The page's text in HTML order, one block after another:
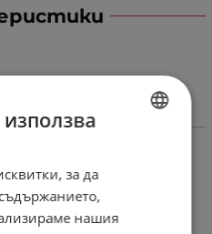
използва
за да
нашия